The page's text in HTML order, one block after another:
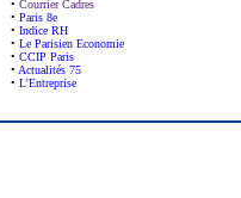
• Courrier Cadres
• Paris 8e
• Indice RH
• Le Parisien Economie
• CCIP Paris
• Actualités 75
• L'Entreprise